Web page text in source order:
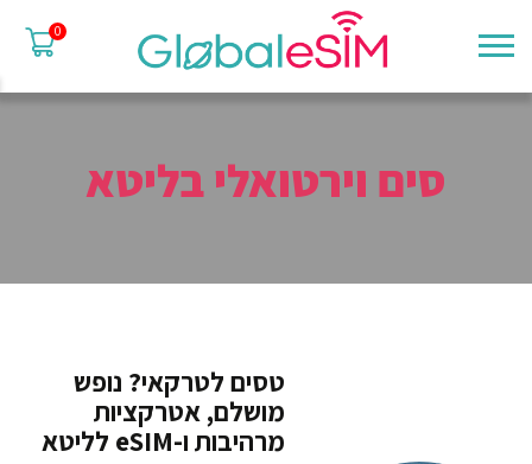
0
סים וירטואלי בליטא
טסים לטרקאי? נופש
מושלם, אטרקציות
מרהיבות ו-eSIM לליטא